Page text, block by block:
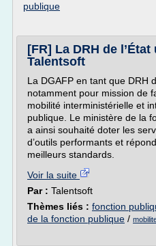
publique
[FR] La DRH de
Talentsoft
La DGAFP en tant que DRH
notamment pour mission de
mobilité interministérielle et
publique. Le ministère de la
a ainsi souhaité doter les
d’outils performants et
meilleurs standards.
Voir la suite
Par : Talentsoft
Thèmes liés : fonction
de la fonction publique /